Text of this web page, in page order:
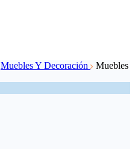
Muebles Y Decoración
Muebles